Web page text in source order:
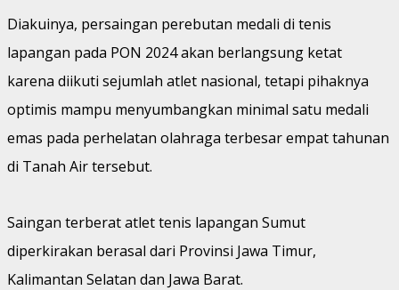
Diakuinya, persaingan perebutan medali di tenis
lapangan pada PON 2024 akan berlangsung ketat
karena diikuti sejumlah atlet nasional, tetapi pihaknya
optimis mampu menyumbangkan minimal satu medali
emas pada perhelatan olahraga terbesar empat tahunan
di Tanah Air tersebut.
Saingan terberat atlet tenis lapangan Sumut
diperkirakan berasal dari Provinsi Jawa Timur,
Kalimantan Selatan dan Jawa Barat.